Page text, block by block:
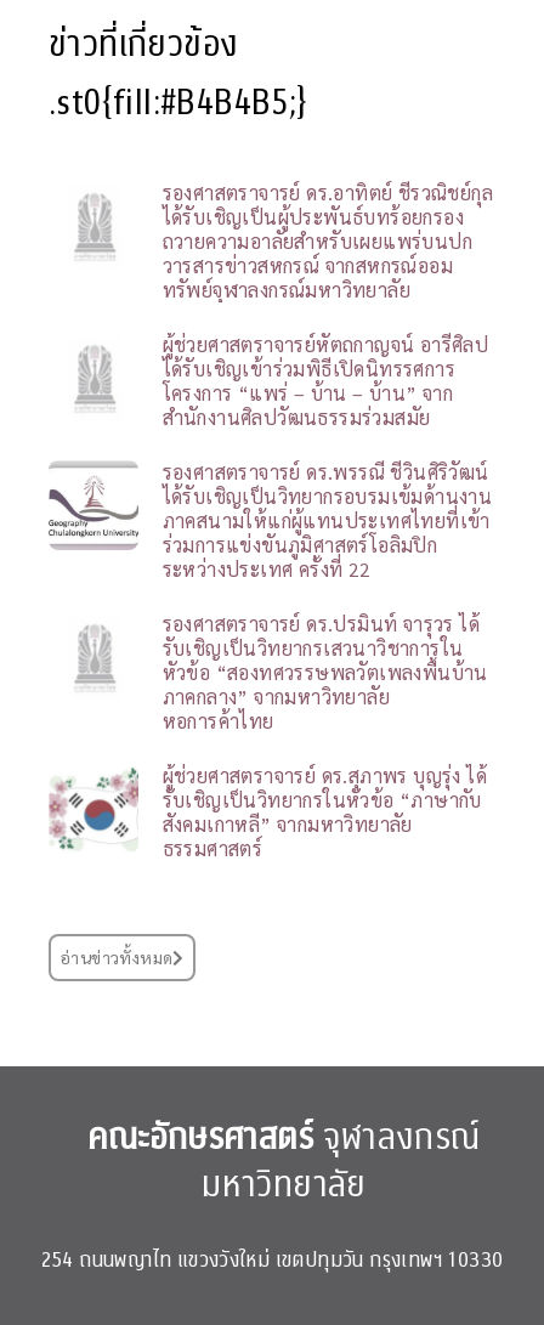
ข่าวที่เกี่ยวข้อง
.st0{fill:#B4B4B5;}
รองศาสตราจารย์ ดร.อาทิตย์ ชีรวณิชย์กุล
ได้รับเชิญเป็นผู้ประพันธ์บทร้อยกรอง
ถวายความอาลัยสำหรับเผยแพร่บนปก
วารสารข่าวสหกรณ์ จากสหกรณ์ออม
ทรัพย์จุฬาลงกรณ์มหาวิทยาลัย
ผู้ช่วยศาสตราจารย์หัตถกาญจน์ อารีศิลป
ได้รับเชิญเข้าร่วมพิธีเปิดนิทรรศการ
โครงการ “แพร่ – บ้าน – บ้าน” จาก
สำนักงานศิลปวัฒนธรรมร่วมสมัย
รองศาสตราจารย์ ดร.พรรณี ชีวินศิริวัฒน์
ได้รับเชิญเป็นวิทยากรอบรมเข้มด้านงาน
ภาคสนามให้แก่ผู้แทนประเทศไทยที่เข้า
ร่วมการแข่งขันภูมิศาสตร์โอลิมปิก
ระหว่างประเทศ ครั้งที่ 22
รองศาสตราจารย์ ดร.ปรมินท์ จารุวร ได้
รับเชิญเป็นวิทยากรเสวนาวิชาการใน
หัวข้อ “สองทศวรรษพลวัตเพลงพื้นบ้าน
ภาคกลาง” จากมหาวิทยาลัย
หอการค้าไทย
ผู้ช่วยศาสตราจารย์ ดร.สุภาพร บุญรุ่ง ได้
รับเชิญเป็นวิทยากรในหัวข้อ “ภาษากับ
สังคมเกาหลี” จากมหาวิทยาลัย
ธรรมศาสตร์
อ่านข่าวทั้งหมด
คณะอักษรศาสตร์จุฬาลงกรณ์
มหาวิทยาลัย
254 ถนนพญาไท แขวงวังใหม่ เขตปทุมวัน กรุงเทพฯ 10330